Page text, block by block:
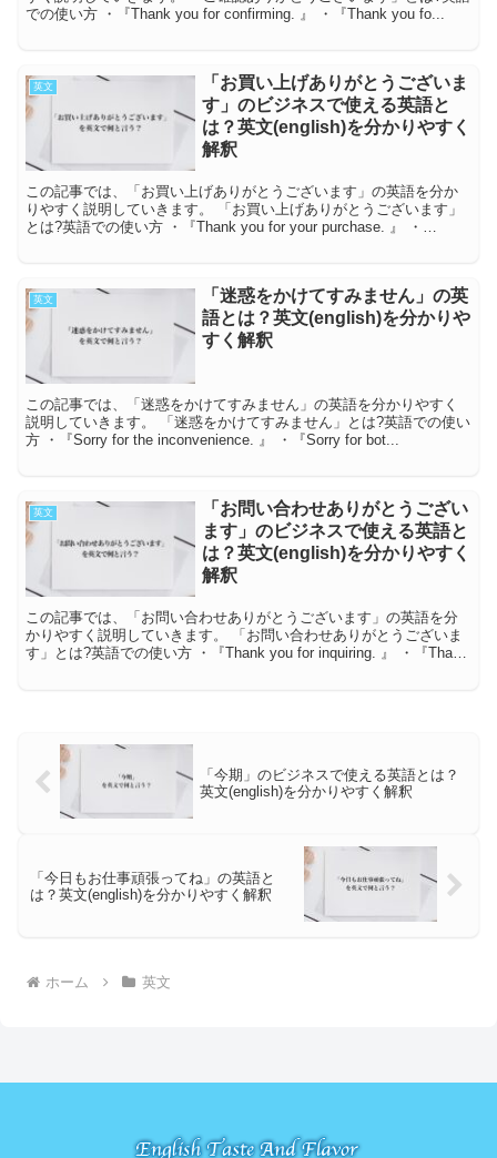
での使い方 ・『Thank you for confirming. 』 ・『Thank you fo...
英文
「お買い上げありがとうございま
す」のビジネスで使える英語と
は？英文(english)を分かりやすく
解釈
この記事では、「お買い上げありがとうございます」の英語を分か
りやすく説明していきます。 「お買い上げありがとうございます」
とは?英語での使い方 ・『Thank you for your purchase. 』 ・
英文
「迷惑をかけてすみません」の英
語とは？英文(english)を分かりや
すく解釈
この記事では、「迷惑をかけてすみません」の英語を分かりやすく
説明していきます。 「迷惑をかけてすみません」とは?英語での使い
方 ・『Sorry for the inconvenience. 』 ・『Sorry for bot...
英文
「お問い合わせありがとうござい
ます」のビジネスで使える英語と
は？英文(english)を分かりやすく
解釈
この記事では、「お問い合わせありがとうございます」の英語を分
かりやすく説明していきます。 「お問い合わせありがとうございま
す」とは?英語での使い方 ・『Thank you for inquiring. 』 ・『Thank
「今期」のビジネスで使える英語とは？
英文(english)を分かりやすく解釈
「今日もお仕事頑張ってね」の英語と
は？英文(english)を分かりやすく解釈
ホーム 英文